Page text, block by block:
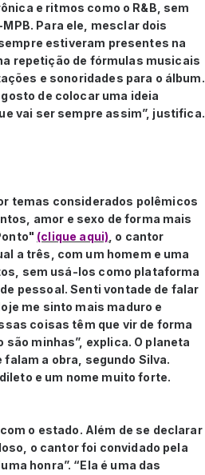
e ritmos como o R&B, sem
Para ele, mesclar dois
estiveram presentes na
repetição de fórmulas musicais
e sonoridades para o álbum.
de colocar uma ideia
vai ser sempre assim”, justifica.
temas considerados polêmicos
amor e sexo de forma mais
(clique aqui) , o cantor
a três, com um homem e uma
sem usá-los como plataforma
pessoal. Senti vontade de falar
me sinto mais maduro e
coisas têm que vir de forma
minhas”, explica. O planeta
a obra, segundo Silva.
e um nome muito forte.
o estado. Além de se declarar
o cantor foi convidado pela
honra”. “Ela é uma das